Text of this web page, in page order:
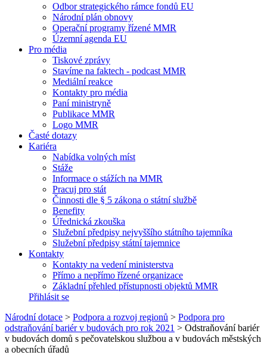
Odbor strategického rámce fondů EU
Národní plán obnovy
Operační programy řízené MMR
Územní agenda EU
Pro média
Tiskové zprávy
Stavíme na faktech - podcast MMR
Mediální reakce
Kontakty pro média
Paní ministryně
Publikace MMR
Logo MMR
Časté dotazy
Kariéra
Nabídka volných míst
Stáže
Informace o stážích na MMR
Pracuj pro stát
Činnosti dle § 5 zákona o státní službě
Benefity
Úřednická zkouška
Služební předpisy nejvyššího státního tajemníka
Služební předpisy státní tajemnice
Kontakty
Kontakty na vedení ministerstva
Přímo a nepřímo řízené organizace
Základní přehled přístupnosti objektů MMR
Přihlásit se
Národní dotace > Podpora a rozvoj regionů > Podpora pro
odstraňování bariér v budovách pro rok 2021 > Odstraňování bariér
v budovách domů s pečovatelskou službou a v budovách městských
a obecních úřadů